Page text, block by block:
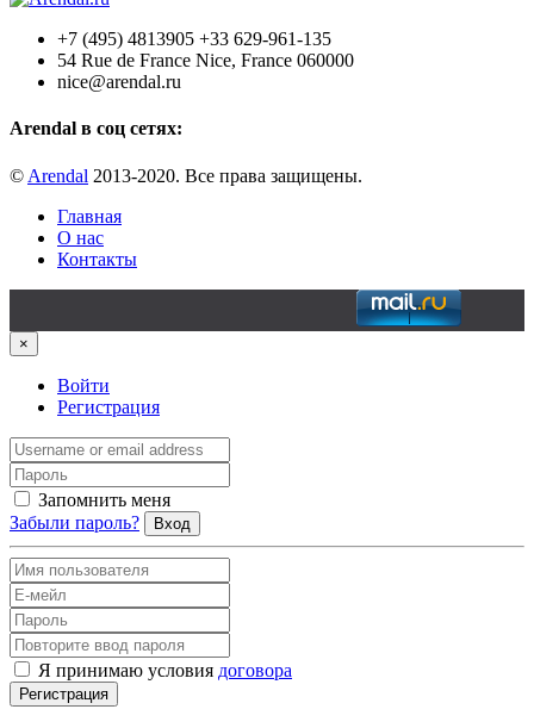
+7 (495) 4813905 +33 629-961-135
54 Rue de France Nice, France 060000
nice@arendal.ru
Arendal в соц сетях:
© Arendal 2013-2020. Все права защищены.
Главная
О нас
Контакты
×
Войти
Регистрация
Запомнить меня
Забыли пароль?
Вход
Я принимаю условия договора
Регистрация